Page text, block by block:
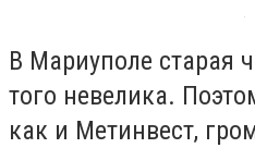
В Мариуполе старая
того невелика.
как и Метинвест,